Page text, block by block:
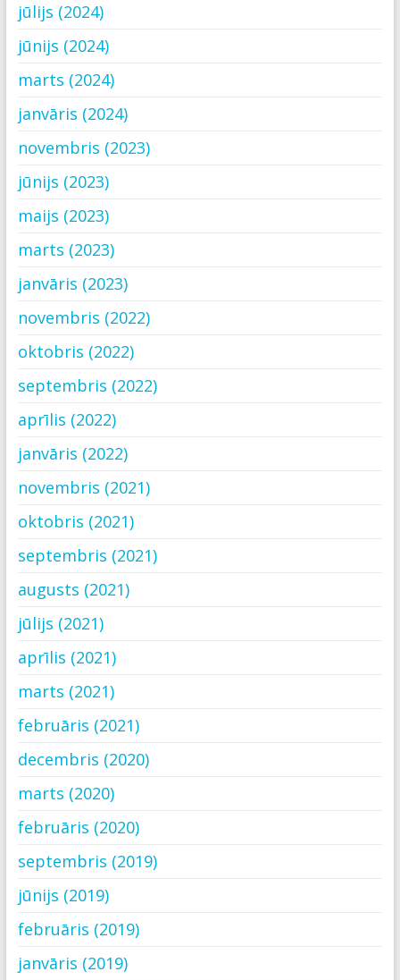
jūlijs (2024)
jūnijs (2024)
marts (2024)
janvāris (2024)
novembris (2023)
jūnijs (2023)
maijs (2023)
marts (2023)
janvāris (2023)
novembris (2022)
oktobris (2022)
septembris (2022)
aprīlis (2022)
janvāris (2022)
novembris (2021)
oktobris (2021)
septembris (2021)
augusts (2021)
jūlijs (2021)
aprīlis (2021)
marts (2021)
februāris (2021)
decembris (2020)
marts (2020)
februāris (2020)
septembris (2019)
jūnijs (2019)
februāris (2019)
janvāris (2019)